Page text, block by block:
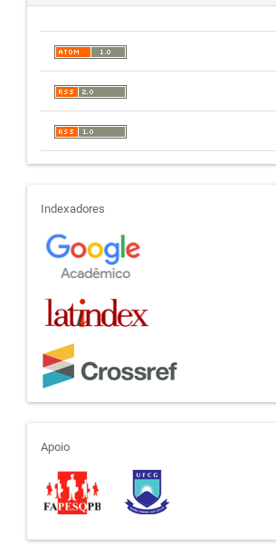
indexadores
Indexadores
apoio
Apoio